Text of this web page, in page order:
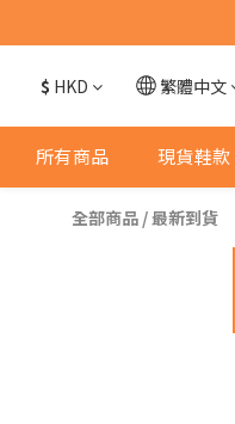
$ HKD 繁體中文
所有商品 現貨鞋款
全部商品 /最新到貨